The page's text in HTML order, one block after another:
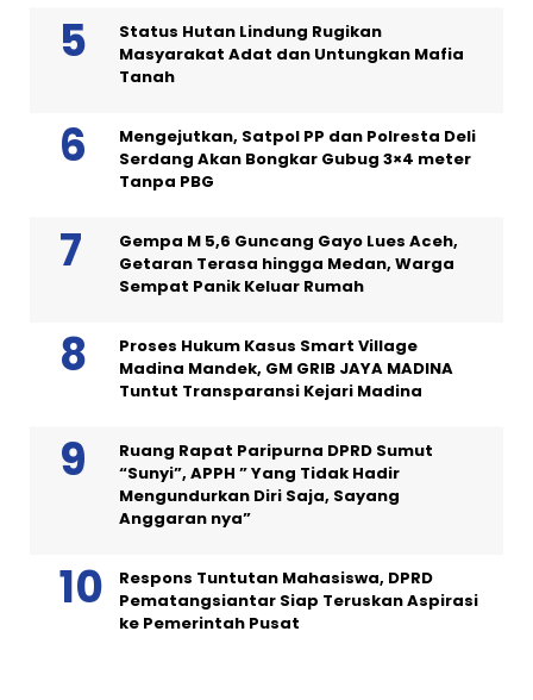
Status Hutan Lindung Rugikan
Masyarakat Adat dan Untungkan Mafia
Tanah
Mengejutkan, Satpol PP dan Polresta Deli
Serdang Akan Bongkar Gubug 3×4 meter
Tanpa PBG
Gempa M 5,6 Guncang Gayo Lues Aceh,
Getaran Terasa hingga Medan, Warga
Sempat Panik Keluar Rumah
Proses Hukum Kasus Smart Village
Madina Mandek, GM GRIB JAYA MADINA
Tuntut Transparansi Kejari Madina
Ruang Rapat Paripurna DPRD Sumut
“Sunyi”, APPH ” Yang Tidak Hadir
Mengundurkan Diri Saja, Sayang
Anggaran nya”
Respons Tuntutan Mahasiswa, DPRD
Pematangsiantar Siap Teruskan Aspirasi
ke Pemerintah Pusat